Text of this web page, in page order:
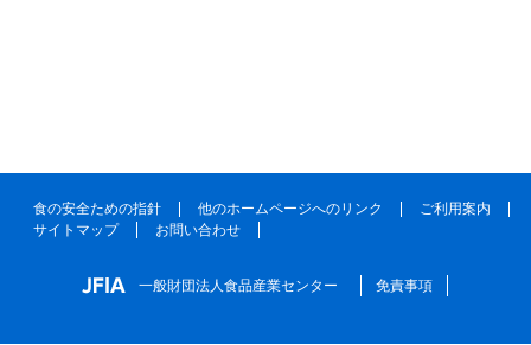
食の安全ための指針 他のホームページへのリンク
ご利用案内
サイトマップ
お問い合わせ
一般財団法人食品産業センター 免責事項